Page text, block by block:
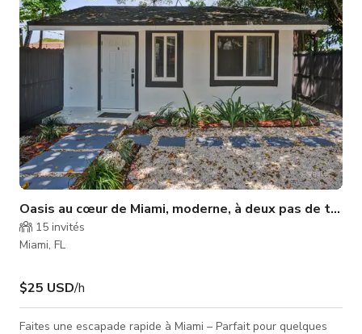
ainsi qu'
Oasis au cœur de Miami, moderne, à deux pas de tout
15 invités
Miami, FL
$25 USD/h
Faites une escapade rapide à Miami – Parfait pour quelques